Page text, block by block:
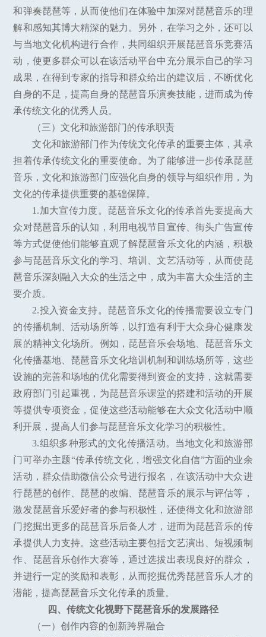
和弹奏琵琶等，从而使他们在体验中加深对琵琶音乐的理
解和感知其博大精深的魅力。另外，在学习之外，还可以
与当地文化机构进行合作，共同组织开展琵琶音乐竞赛活
动，使更多群众可以在该活动平台中充分展示自己的学习
成果，在得到专家的指导和群众给出的建议后，不断优化
自身的不足，提高自身的琵琶音乐演奏技能，进而成为传
承传统文化的优秀人员。
（三）文化和旅游部门的传承职责
文化和旅游部门作为传统文化传承的重要主体，其承
担着传承传统文化的重要使命。为了能够进一步传承琵琶
音乐，文化和旅游部门应强化自身的领导与组织作用，为
文化的传承提供重要的基础保障。
1.加大宣传力度。琵琶音乐文化的传承首先要提高大
众对琵琶音乐的认知，利用电视节目宣传、街头广告宣传
等方式促使他们能够直观了解琵琶音乐文化的内涵，积极
参与琵琶音乐文化的学习、培训、文艺活动等，从而使琵
琶音乐深刻融入大众的生活之中，成为丰富大众生活的主
要介质。
2.投入资金支持。琵琶音乐文化的传播需要设立专门
的传播机制、活动场所等，以打造有利于大众身心健康发
展的精神文化场所。例如，琵琶音乐会场地、琵琶音乐文
化传播基地、琵琶音乐文化培训机制和训练场所等，这些
设施的完善和场地的优化需要得到资金的支持，这就需要
政府部门引起重视，为琵琶音乐课堂的搭建和活动的开展
等提供专项资金，促使这些活动能够在大众文化活动中顺
利开展，提高人们参与琵琶音乐文化学习的积极性。
3.组织多种形式的文化传播活动。当地文化和旅游部
门可举办主题“传承传统文化，增强文化自信”方面的业余
活动，群众借助微信公众号进行报名，在该活动中大众进
行琵琶的创作、琵琶的改编、琵琶音乐的展示与评估等，
激发琵琶音乐爱好者的参与积极性，还使得文化和旅游部
门挖掘出更多的琵琶音乐后备人才，进而为琵琶音乐的传
承提供人力支持。这些活动主要包括文艺演出、短视频制
作、琵琶音乐创作大赛等，通过选拔出表现良好的群众，
并进行一定的奖励和表彰，从而挖掘优秀琵琶音乐人才的
潜能，提高琵琶音乐文化传承的质量。
四、传统文化视野下琵琶音乐的发展路径
（一）创作内容的创新跨界融合